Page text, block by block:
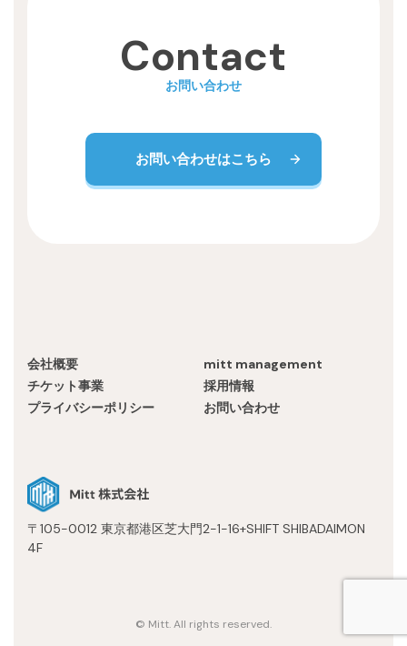
Contact
お問い合わせ
お問い合わせはこちら
会社概要
mitt management
チケット事業
採用情報
プライバシーポリシー
お問い合わせ
〒105-0012 東京都港区芝大門2-1-16+SHIFT SHIBADAIMON
4F
© Mitt. All rights reserved.